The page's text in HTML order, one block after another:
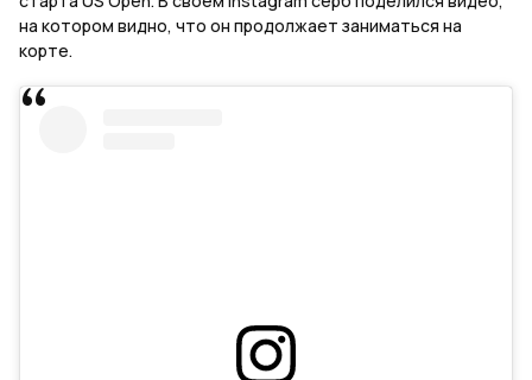
на котором видно, что он продолжает заниматься на
корте.